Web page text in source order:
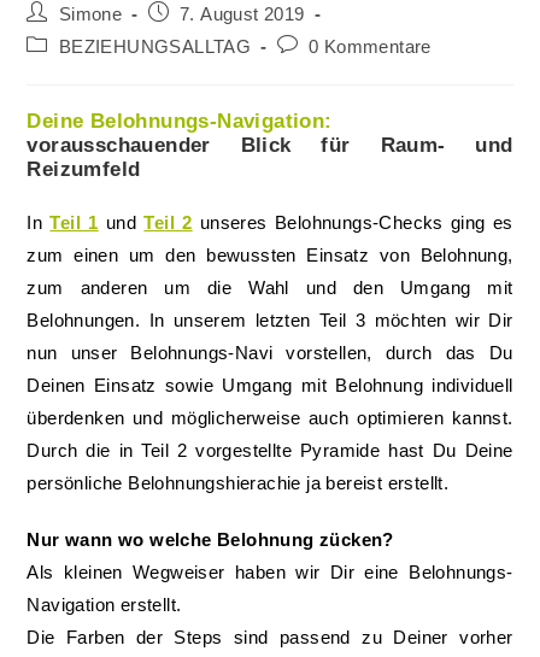
Beitrags-
Autor:
Simone
Beitrag
veröffentlicht:
7. August 2019
Beitrags-BEZIEHUNGSALLTAG
Beitrags-
0 Kommentare
Deine Belohnungs-Navigation:
vorausschauender Blick für Raum- und
Reizumfeld
InTeil 1 undTeil 2 unseres Belohnungs-Checks ging es
zum einen um den bewussten Einsatz von Belohnung,
zum anderen um die Wahl und den Umgang mit
Belohnungen. In unserem letzten Teil 3 möchten wir Dir
nun unser Belohnungs-Navi vorstellen, durch das Du
Deinen Einsatz sowie Umgang mit Belohnung individuell
überdenken und möglicherweise auch optimieren kannst.
Durch die in Teil 2 vorgestellte Pyramide hast Du Deine
persönliche Belohnungshierachie ja bereist erstellt.
Nur wann wo welche Belohnung zücken?
Als kleinen Wegweiser haben wir Dir eine Belohnungs-
Navigation erstellt.
Die Farben der Steps sind passend zu Deiner vorher